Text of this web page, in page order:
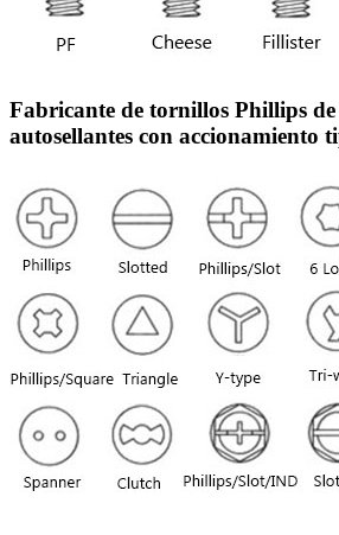
Fabricante de tornillos Phillips de
autosellantes con accionamiento